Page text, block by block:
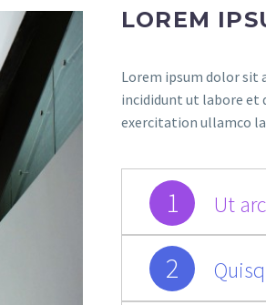
LOREM
Lorem ipsum dolor sit
incididunt ut labore et
exercitation ullamco
1 Ut
2